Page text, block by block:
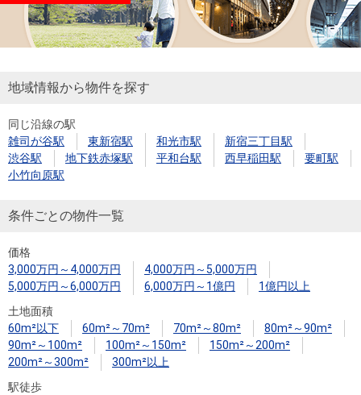
を
探
サービス
ンシミュ
レーショ
ラス（お
役立ちコ
住まいと
（電子ブ
売却向け
サービス
周辺相場
検索
住まい1プ
ラス（お
住まいと
暮らしの
税金の本
ック）
ド
地域情報から物件を探す
同じ沿線の駅
雑司が谷駅
東新宿駅 和光市駅
新宿三丁目駅
渋谷駅
地下鉄赤塚駅 平和台駅 西早稲田駅
要町駅
小竹向原駅
条件ごとの物件一覧
価格
3,000万円～4,000万円
4,000万円～5,000万円
5,000万円～6,000万円
6,000万円～1億円
1億円以上
土地面積
60m²以下
60m²～70m² 70m²～80m²
80m²～90m²
90m²～100m²
100m²～150m²
150m²～200m²
200m²～300m²
300m²以上
駅徒歩